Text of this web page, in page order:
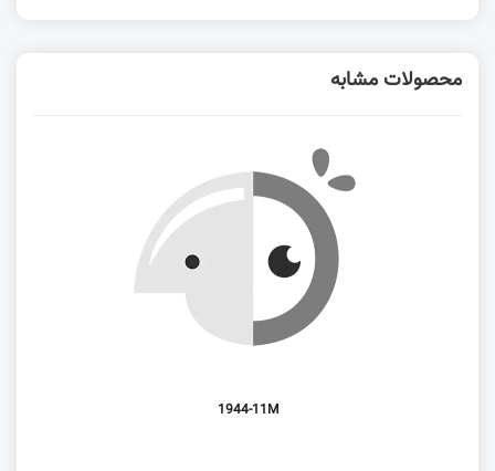
محصولات مشابه
1944-11M